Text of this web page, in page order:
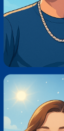
школы
обучение
проекты
доверие